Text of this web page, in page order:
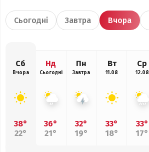
Сьогодні Завтра Вчора
Сб
Вчора
38°
22°
Нд
Сьогодні
36°
21°
Пн
Завтра
32°
19°
Вт
11.08
33°
18°
Ср
12.08
33°
17°